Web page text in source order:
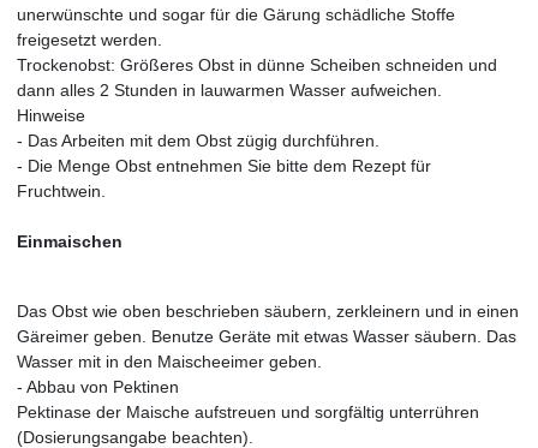
unerwünschte und sogar für die Gärung schädliche Stoffe
freigesetzt werden.
Trockenobst: Größeres Obst in dünne Scheiben schneiden und
dann alles 2 Stunden in lauwarmen Wasser aufweichen.
Hinweise
- Das Arbeiten mit dem Obst zügig durchführen.
- Die Menge Obst entnehmen Sie bitte dem Rezept für
Fruchtwein.
Einmaischen
Das Obst wie oben beschrieben säubern, zerkleinern und in einen
Gäreimer geben. Benutze Geräte mit etwas Wasser säubern. Das
Wasser mit in den Maischeeimer geben.
- Abbau von Pektinen
Pektinase der Maische aufstreuen und sorgfältig unterrühren
(Dosierungsangabe beachten).